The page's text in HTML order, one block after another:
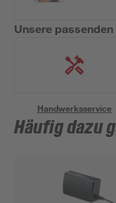
Unsere passenden
Handwerksservice
Häufig dazu